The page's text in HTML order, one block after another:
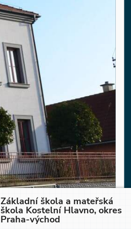
Základní škola a mateřská
škola Kostelní Hlavno, okres
Praha-východ